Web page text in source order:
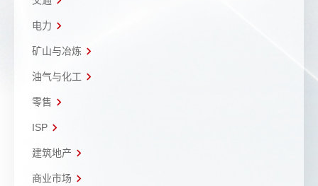
电力
矿山与冶炼
油气与化工
零售
ISP
建筑地产
商业市场